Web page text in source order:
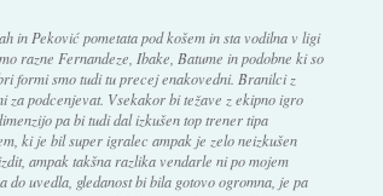
in Peković pometata pod košem in sta vodilna v ligi
razne Fernandeze, Ibake, Batume in podobne ki so
formi smo tudi tu precej enakovedni. Branilci z
podcenjevat. Vsekakor bi težave z ekipno igro
pa bi tudi dal izkušen top trener tipa
ki je bil super igralec ampak je zelo neizkušen
ampak takšna razlika vendarle ni po mojem
uvedla, gledanost bi bila gotovo ogromna, je pa